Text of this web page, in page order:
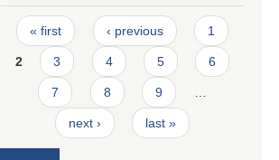
Pages
« first ‹ previous 1
2 3 4 5 6
7 8 9
next › last »